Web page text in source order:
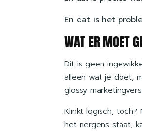
En dat is het
WAT ER MOET
Dit is geen
alleen wat je doet,
glossy
Klinkt logisch,
het nergens staat,